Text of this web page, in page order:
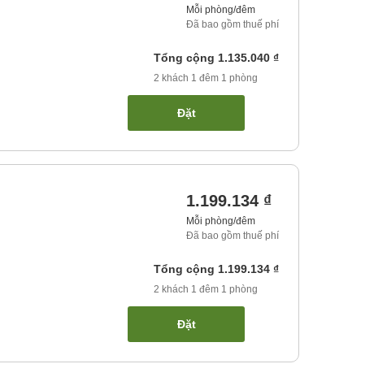
Mỗi phòng/đêm
Đã bao gồm thuế phí
Tổng cộng 1.135.040 ₫
2 khách 1 đêm 1 phòng
Đặt
1.199.134 ₫
Mỗi phòng/đêm
Đã bao gồm thuế phí
Tổng cộng 1.199.134 ₫
2 khách 1 đêm 1 phòng
Đặt